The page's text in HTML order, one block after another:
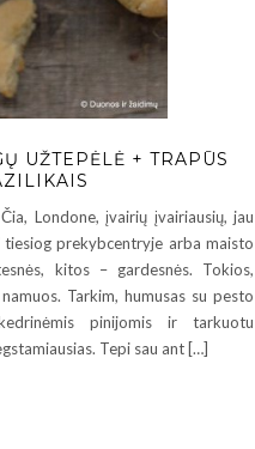
UŽTEPĖLĖ + TRAPŪS
Londone, įvairių įvairiausių, jau
prekybcentryje arba maisto
kitos – gardesnės. Tokios,
Tarkim, humusas su pesto
pinijomis ir tarkuotu
Tepi sau ant […]